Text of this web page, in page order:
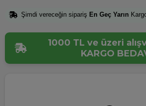
Şimdi vereceğin sipariş En Geç Yarın
1000 TL ve üzeri
KARGO